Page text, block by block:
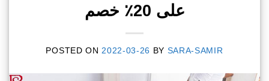
على 20٪ خصم
POSTED ON 2022-03-26 BY SARA-SAMIR